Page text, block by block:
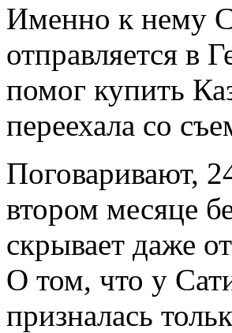
Именно к нему
отправляется в
помог купить
переехала со
Поговаривают,
втором месяце
скрывает даже
О том, что у
призналась